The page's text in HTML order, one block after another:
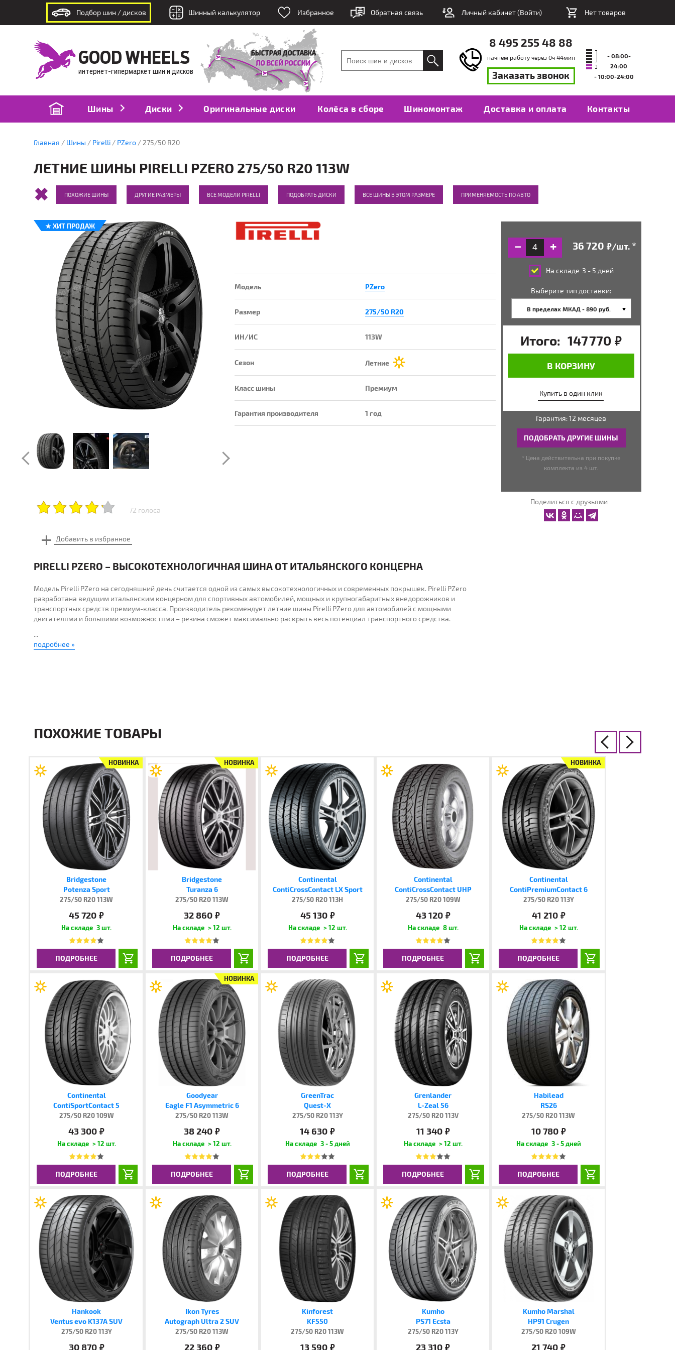
Подбор шин / дисков Шинный калькулятор Избранное Обратная связь Личный кабинет (Войти) Нет товаров
GOOD WHEELS
интернет-гипермаркет шин и дисков
8 495 255 48 88
начнем работу через 0ч 44мин
Заказать звонок
- 08:00-
24:00
- 10:00-24:00
Шины Диски Оригинальные диски Колёса в сборе Шиномонтаж Доставка и оплата Контакты
Главная Шины Pirelli PZero 275/50 R20
ЛЕТНИЕ ШИНЫ PIRELLI PZERO 275/50 R20 113W
ПОХОЖИЕ ШИНЫ ДРУГИЕ РАЗМЕРЫ ВСЕ МОДЕЛИ PIRELLI ПОДОБРАТЬ ДИСКИ ВСЕ ШИНЫ В ЭТОМ РАЗМЕРЕ ПРИМЕНЯЕМОСТЬ ПО АВТО
руб./шт.
На складе 3 - 5 дней
Выберите тип доставки:
В пределах МКАД - 890 руб.
Итого: 147 770 руб.
В КОРЗИНУ
Купить в один клик
Гарантия: 12 месяцев
ПОДОБРАТЬ ДРУГИЕ ШИНЫ
* Цена действительна при покупке
комплекта из 4 шт.
Поделиться с друзьями
★ХИТ ПРОДАЖ
72 голоса
Модель PZero
Размер 275/50 R20
ИН/ИС 113W
Сезон Летние
Класс шины Премиум
Гарантия производителя 1 год
PIRELLI PZERO – ВЫСОКОТЕХНОЛОГИЧНАЯ ШИНА ОТ ИТАЛЬЯНСКОГО КОНЦЕРНА
Модель Pirelli PZero на сегодняшний день считается одной из самых высокотехнологичных и современных покрышек. Pirelli PZero
разработана ведущим итальянским концерном для спортивных автомобилей, мощных и крупногабаритных внедорожников и
транспортных средств премиум-класса. Производитель рекомендует летние шины Pirelli PZero для автомобилей с мощными
двигателями и большими возможностями – резина сможет максимально раскрыть весь потенциал транспортного средства.
...
подробнее »
ПОХОЖИЕ ТОВАРЫ
НОВИНКА
Bridgestone
Potenza Sport
275/50 R20 113W
45 720 руб.
3 шт.
ПОДРОБНЕЕ
НОВИНКА
Bridgestone
Turanza 6
275/50 R20 113W
32 860 руб.
> 12 шт.
ПОДРОБНЕЕ
Continental
ContiCrossContact LX Sport
275/50 R20 113H
45 130 руб.
> 12 шт.
ПОДРОБНЕЕ
Continental
ContiCrossContact UHP
275/50 R20 109W
43 120 руб.
8 шт.
ПОДРОБНЕЕ
НОВИНКА
Continental
ContiPremiumContact 6
275/50 R20 113Y
41 210 руб.
> 12 шт.
ПОДРОБНЕЕ
Continental
ContiSportContact 5
275/50 R20 109W
43 300 руб.
> 12 шт.
ПОДРОБНЕЕ
НОВИНКА
Goodyear
Eagle F1 Asymmetric 6
275/50 R20 113W
38 240 руб.
> 12 шт.
ПОДРОБНЕЕ
GreenTrac
Quest-X
275/50 R20 113Y
14 630 руб.
3 - 5 дней
ПОДРОБНЕЕ
Grenlander
L-Zeal 56
275/50 R20 113V
11 340 руб.
> 12 шт.
ПОДРОБНЕЕ
Habilead
RS26
275/50 R20 113W
10 780 руб.
3 - 5 дней
ПОДРОБНЕЕ
Hankook
Ventus evo K137A SUV
275/50 R20 113Y
30 870 руб.
Ikon Tyres
Autograph Ultra 2 SUV
275/50 R20 113W
22 360 руб.
Kinforest
KF550
275/50 R20 113W
13 590 руб.
Kumho
PS71 Ecsta
275/50 R20 113Y
23 310 руб.
Kumho Marshal
HP91 Crugen
275/50 R20 109W
21 740 руб.